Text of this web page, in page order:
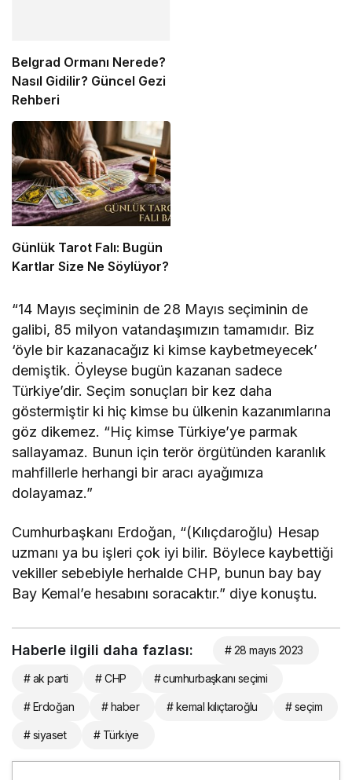
Belgrad Ormanı Nerede?
Nasıl Gidilir? Güncel Gezi
Rehberi
Günlük Tarot Falı: Bugün
Kartlar Size Ne Söylüyor?
“14 Mayıs seçiminin de 28 Mayıs seçiminin de
galibi, 85 milyon vatandaşımızın tamamıdır. Biz
‘öyle bir kazanacağız ki kimse kaybetmeyecek’
demiştik. Öyleyse bugün kazanan sadece
Türkiye’dir. Seçim sonuçları bir kez daha
göstermiştir ki hiç kimse bu ülkenin kazanımlarına
göz dikemez. “Hiç kimse Türkiye’ye parmak
sallayamaz. Bunun için terör örgütünden karanlık
mahfillerle herhangi bir aracı ayağımıza
dolayamaz.”
Cumhurbaşkanı Erdoğan, “(Kılıçdaroğlu) Hesap
uzmanı ya bu işleri çok iyi bilir. Böylece kaybettiği
vekiller sebebiyle herhalde CHP, bunun bay bay
Bay Kemal’e hesabını soracaktır.” diye konuştu.
Haberle ilgili daha fazlası: # 28 mayıs 2023
# ak parti # CHP # cumhurbaşkanı seçimi
# Erdoğan # haber # kemal kılıçtaroğlu # seçim
# siyaset # Türkiye